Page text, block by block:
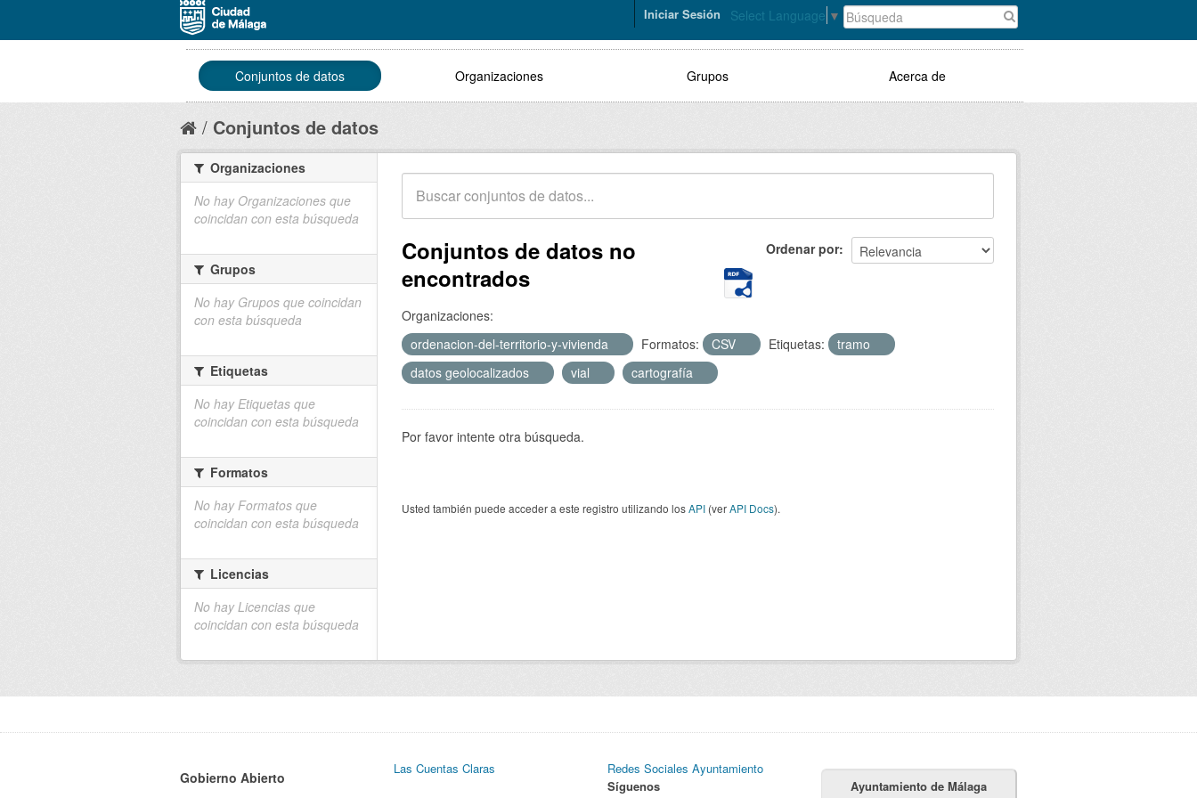
Select Language ▼
Iniciar Sesión
Conjuntos de datos Organizaciones Grupos Acerca de
Conjuntos de datos
Ordenar por
Conjuntos de datos no
encontrados
Organizaciones:
ordenacion-del-territorio-y-vivienda
Formatos: CSV Etiquetas:
tramo
datos geolocalizados
vial cartografía
Por favor intente otra búsqueda.
Usted también puede acceder a este registro utilizando losAPI (verAPI Docs).
Organizaciones
No hay Organizaciones que
coincidan con esta búsqueda
Grupos
No hay Grupos que coincidan
con esta búsqueda
Etiquetas
No hay Etiquetas que
coincidan con esta búsqueda
Formatos
No hay Formatos que
coincidan con esta búsqueda
Licencias
No hay Licencias que
coincidan con esta búsqueda
Gobierno Abierto
Las Cuentas Claras
Redes Sociales Ayuntamiento
Síguenos
Ayuntamiento de Málaga